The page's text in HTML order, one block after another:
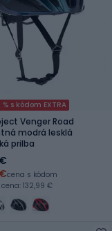
s kódom EXTRA
Venger Road
modrá lesklá
prilba
cena s kódom
132,99 €